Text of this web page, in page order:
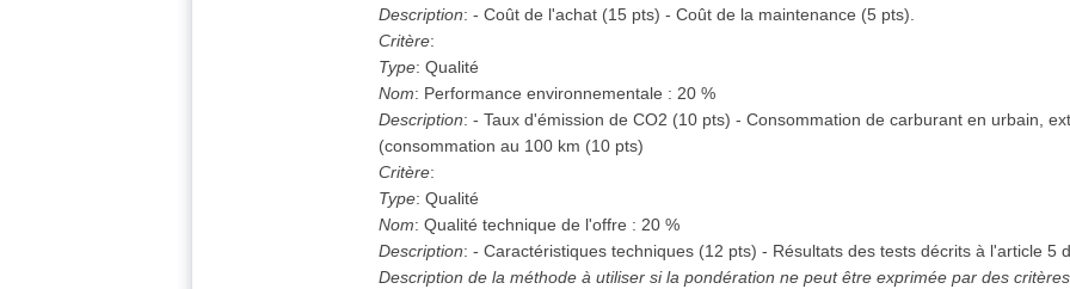
Description:- Coût de l'achat (15 pts) - Coût de la maintenance (5 pts).
Critère:
Type:Qualité
Nom: Performance environnementale : 20 %
Description:- Taux d'émission de CO2 (10 pts) - Consommation de carburant en urbain,
(consommation au 100 km (10 pts)
Critère:
Type:Qualité
Nom:Qualité technique de l'offre : 20 %
Description:- Caractéristiques techniques (12 pts) - Résultats des tests décrits à l'article 5
Description de la méthode à utiliser si la pondération ne peut être exprimée par des critères